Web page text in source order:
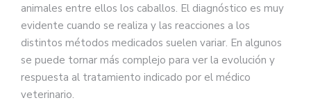
animales entre ellos los caballos. El diagnóstico es muy
evidente cuando se realiza y las reacciones a los
distintos métodos medicados suelen variar. En algunos
se puede tornar más complejo para ver la evolución y
respuesta al tratamiento indicado por el médico
veterinario.